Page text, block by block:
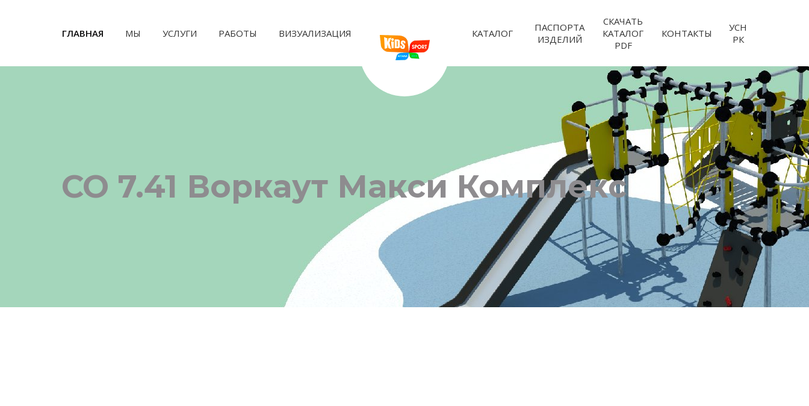
ГЛАВНАЯ (CURRENT)
МЫ УСЛУГИ РАБОТЫ ВИЗУАЛИЗАЦИЯ КАТАЛОГ
ПАСПОРТА
ИЗДЕЛИЙ
СКАЧАТЬ
КАТАЛОГ
PDF
КОНТАКТЫ
УСН
РК
СО 7.41 Воркаут Макси Комплекс